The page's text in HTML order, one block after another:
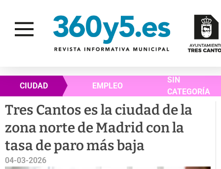
CIUDAD EMPLEO
SIN
CATEGORÍA
Tres Cantos es la ciudad de la
zona norte de Madrid con la
tasa de paro más baja
04-03-2026